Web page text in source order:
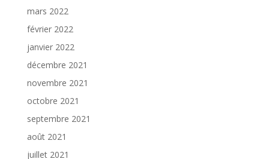
mars 2022
février 2022
janvier 2022
décembre 2021
novembre 2021
octobre 2021
septembre 2021
août 2021
juillet 2021